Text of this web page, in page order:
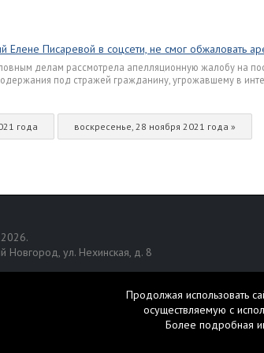
Писаревой в соцсети, не смог обжаловать
делам рассмотрела апелляционную жалобу на
под стражей гражданину, угрожавшему в
года воскресенье, 28 ноября 2021 года »
Новгород, ул. Нехинская, д. 8
, публикуются на правах рекламы.
Продолжая использовать
осуществляемую с
Более подробная